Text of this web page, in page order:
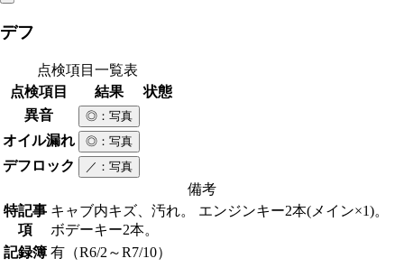
デフ
点検項目一覧表
点検項目
結果
状態
異音
◎ ：写真
オイル漏れ ◎ ：写真
デフロック ／ ：写真
備考
特記事
項
キャブ内キズ、汚れ。 エンジンキー2本(メイン×1)。
ボデーキー2本。
記録簿 有（R6/2～R7/10）